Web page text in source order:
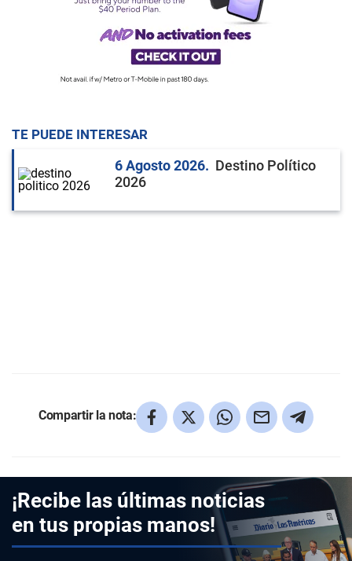
TE PUEDE INTERESAR
6 Agosto 2026
Destino Político
2026
Compartir la nota:
¡Recibe las últimas noticias
en tus propias manos!